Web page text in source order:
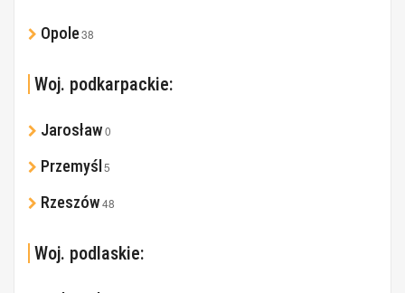
Opole38
Woj. podkarpackie:
Jarosław0
Przemyśl 5
Rzeszów48
Woj. podlaskie: